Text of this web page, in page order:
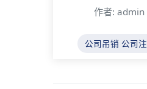
作者: admin
公司吊销 公司